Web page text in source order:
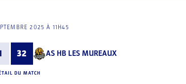
2025 À 11H45
32 AS HB LES MUREAUX
DU MATCH